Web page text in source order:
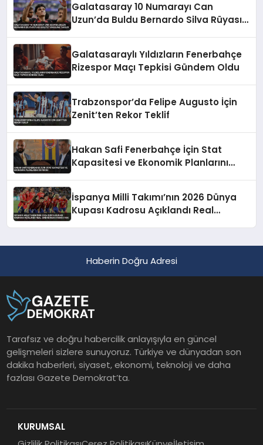
Galatasaray 10 Numarayı Can
Uzun’da Buldu Bernardo Silva Rüyası
Galatasaraylı Yıldızların Fenerbahçe
Rizespor Maçı Tepkisi Gündem Oldu
Trabzonspor’da Felipe Augusto İçin
Zenit’ten Rekor Teklif
Hakan Safi Fenerbahçe İçin Stat
Kapasitesi ve Ekonomik Planlarını
İspanya Milli Takımı’nın 2026 Dünya
Kupası Kadrosu Açıklandı Real
Haberin Doğru Adresi
Tarafsız ve doğru habercilik anlayışıyla en güncel
gelişmeleri sizlere sunuyoruz. Türkiye ve dünyadan son
dakika haberleri, siyaset, ekonomi, teknoloji ve daha
fazlası Gazete Demokrat’ta.
KURUMSAL